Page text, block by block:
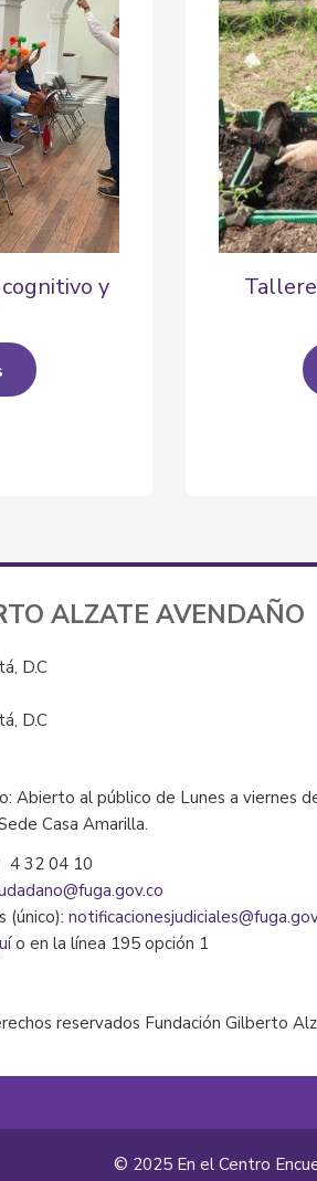
y
ALZATE AVENDAÑO
D.C
D.C
Abierto al público de Lunes a viernes
Casa Amarilla.
4 32 04 10
(único):
o en la línea 195 opción 1
reservados Fundación Gilberto
© 2025 En el Centro